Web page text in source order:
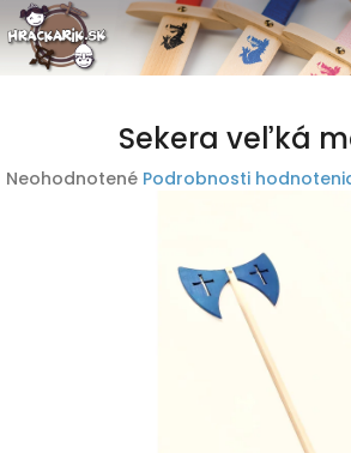
Prejsť
na
obsah
Sekera veľká
Priemerné
Neohodnotené Podrobnosti